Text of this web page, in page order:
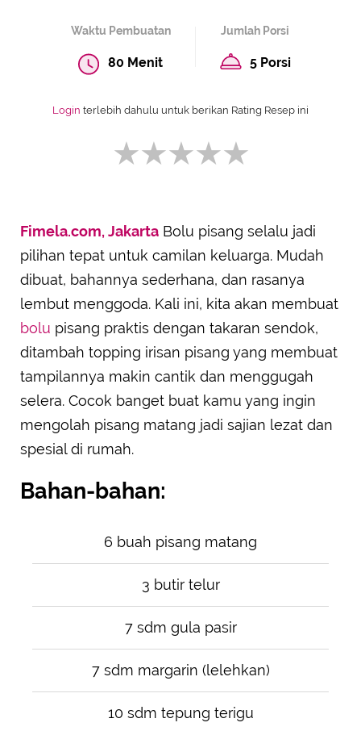
Waktu Pembuatan
80 Menit
Jumlah Porsi
5 Porsi
Login terlebih dahulu untuk berikan Rating Resep ini
SUBMIT REVIEW
Fimela.com, Jakarta Bolu pisang selalu jadi
pilihan tepat untuk camilan keluarga. Mudah
dibuat, bahannya sederhana, dan rasanya
lembut menggoda. Kali ini, kita akan membuat
bolu pisang praktis dengan takaran sendok,
ditambah topping irisan pisang yang membuat
tampilannya makin cantik dan menggugah
selera. Cocok banget buat kamu yang ingin
mengolah pisang matang jadi sajian lezat dan
spesial di rumah.
Bahan-bahan:
6 buah pisang matang
3 butir telur
7 sdm gula pasir
7 sdm margarin (lelehkan)
10 sdm tepung terigu